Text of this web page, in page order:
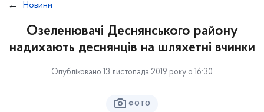
Новини
Озеленювачі Деснянського району
надихають деснянців на шляхетні вчинки
Опубліковано 13 листопада 2019 року о 16:30
ФОТО